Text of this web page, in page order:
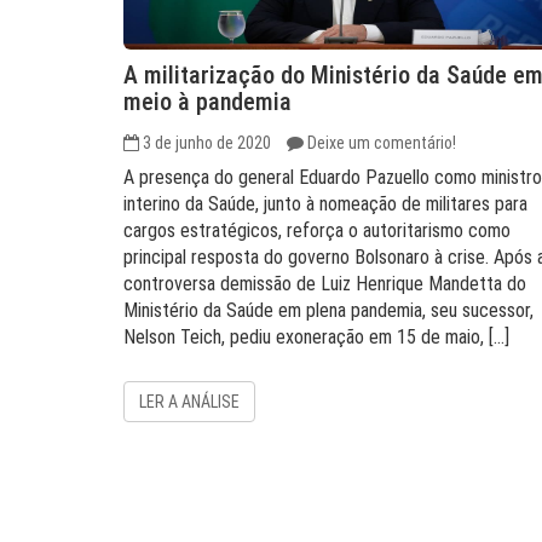
A militarização do Ministério da Saúde em
meio à pandemia
3 de junho de 2020 Deixe um comentário!
A presença do general Eduardo Pazuello como ministro
interino da Saúde, junto à nomeação de militares para
cargos estratégicos, reforça o autoritarismo como
principal resposta do governo Bolsonaro à crise. Após
controversa demissão de Luiz Henrique Mandetta do
Ministério da Saúde em plena pandemia, seu sucessor,
Nelson Teich, pediu exoneração em 15 de maio, […]
LER A ANÁLISE